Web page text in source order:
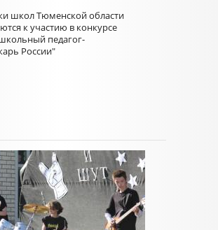
школ Тюменской области
к участию в конкурсе
педагог-
России"